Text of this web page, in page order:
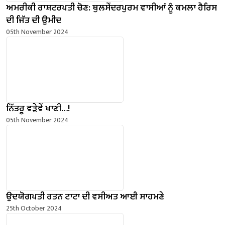
ਅਮਰੀਕੀ ਰਾਸ਼ਟਰਪਤੀ ਚੋਣ: ਥੁਲਸੇਂਦਰਪੁਰਮ ਵਾਸੀਆਂ ਨੂੰ ਕਮਲਾ ਹੈਰਿਸ
ਦੀ ਜਿੱਤ ਦੀ ਉਮੀਦ
05th November 2024
ਨਿੱਤਰੂ ਵੜੇਵੇਂ ਖਾਣੀ…!
05th November 2024
ਉਦਯੋਗਪਤੀ ਰਤਨ ਟਾਟਾ ਦੀ ਵਸੀਅਤ ਆਈ ਸਾਹਮਣੇ
25th October 2024